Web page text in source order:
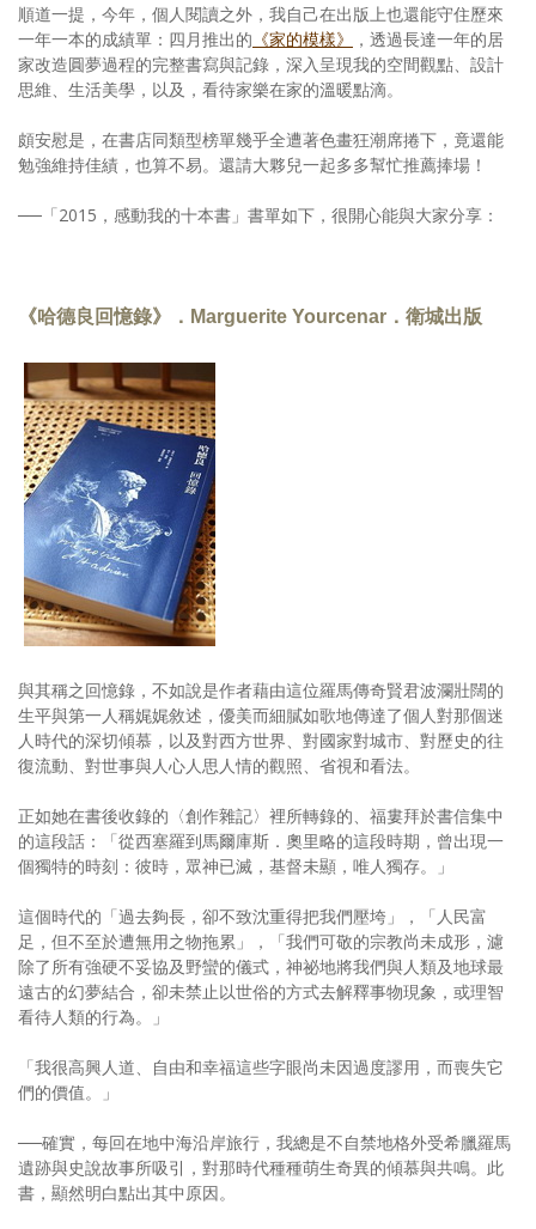
順道一提，今年，個人閱讀之外，我自己在出版上也還能守住歷來
一年一本的成績單：四月推出的 《家的模樣》
，透過長達一年的居
家改造圓夢過程的完整書寫與記錄，深入呈現我的空間觀點、設計
思維、生活美學，以及，看待家樂在家的溫暖點滴。
頗安慰是，在書店同類型榜單幾乎全遭著色畫狂潮席捲下，竟還能
勉強維持佳績，也算不易。還請大夥兒一起多多幫忙推薦捧場！
──「2015，感動我的十本書」書單如下，很開心能與大家分享：
《哈德良回憶錄》．Marguerite Yourcenar．衛城出版
與其稱之回憶錄，不如說是作者藉由這位羅馬傳奇賢君波瀾壯闊的
生平與第一人稱娓娓敘述，優美而細膩如歌地傳達了個人對那個迷
人時代的深切傾慕，以及對西方世界、對國家對城市、對歷史的往
復流動、對世事與人心人思人情的觀照、省視和看法。
正如她在書後收錄的〈創作雜記〉裡所轉錄的、福婁拜於書信集中
的這段話：「從西塞羅到馬爾庫斯．奧里略的這段時期，曾出現一
個獨特的時刻：彼時，眾神已滅，基督未顯，唯人獨存。」
這個時代的「過去夠長，卻不致沈重得把我們壓垮」，「人民富
足，但不至於遭無用之物拖累」，「我們可敬的宗教尚未成形，濾
除了所有強硬不妥協及野蠻的儀式，神祕地將我們與人類及地球最
遠古的幻夢結合，卻未禁止以世俗的方式去解釋事物現象，或理智
看待人類的行為。」
「我很高興人道、自由和幸福這些字眼尚未因過度謬用，而喪失它
們的價值。」
──確實，每回在地中海沿岸旅行，我總是不自禁地格外受希臘羅馬
遺跡與史說故事所吸引，對那時代種種萌生奇異的傾慕與共鳴。此
書，顯然明白點出其中原因。